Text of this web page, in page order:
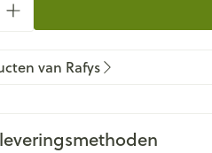
van Rafys